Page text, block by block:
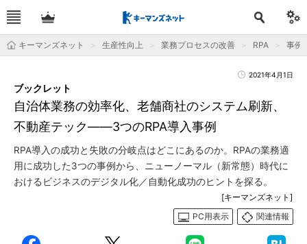
キーマンズネット 生産性向上 業務プロセスの改善 RPA 事例
2021年4月1日
自治体業務の効率化、老舗商社のシステム刷新、
不動産テック――3つのRPA導入事例
ブックレット
RPA導入の成功と失敗の分岐点はどこにあるのか。RPAの業務適
用に成功した3つの事例から、ニューノーマル（新常態）時代に
おけるビジネスのデジタル化／自動化成功のヒントを探る。
[キーマンズネット]
PC用表示
関連情報